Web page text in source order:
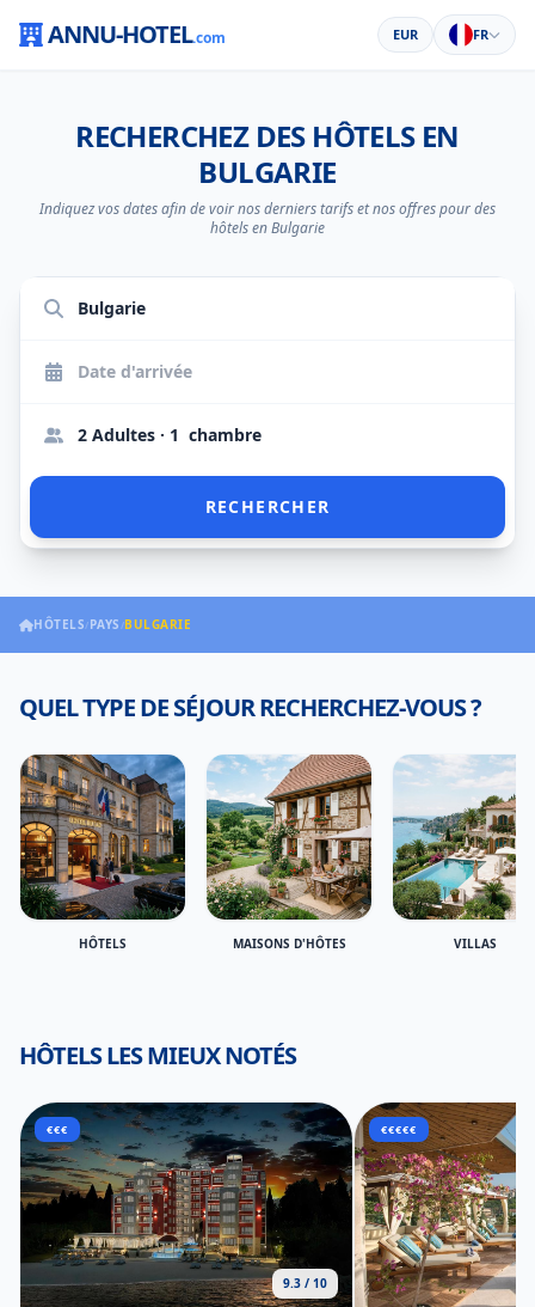
ANNU-HOTEL.com EUR FR
RECHERCHEZ DES HÔTELS EN
BULGARIE
Indiquez vos dates afin de voir nos derniers tarifs et nos offres pour des
hôtels en Bulgarie
2 Adultes · 1 chambre
RECHERCHER
HÔTELS/PAYS /BULGARIE
QUEL TYPE DE SÉJOUR RECHERCHEZ-VOUS ?
HÔTELS MAISONS D'HÔTES VILLAS
HÔTELS LES MIEUX NOTÉS
€€€
9.3 / 10
€€€€€